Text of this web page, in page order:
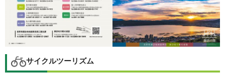
サイクルツーリズム